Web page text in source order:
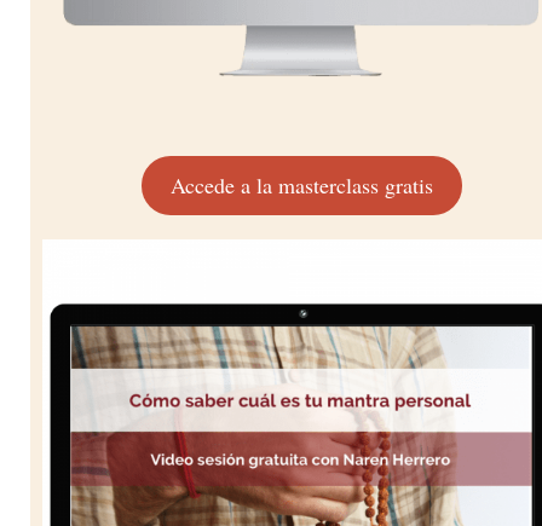
Accede a la masterclass gratis